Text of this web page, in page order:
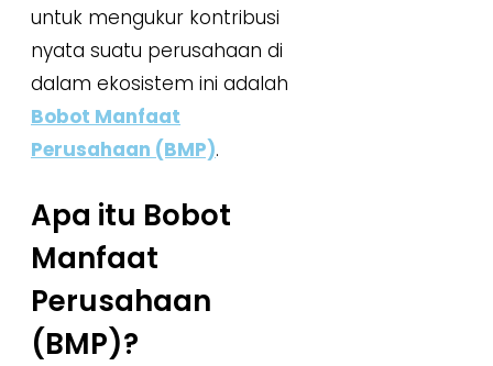
untuk mengukur kontribusi
nyata suatu perusahaan di
dalam ekosistem ini adalah
Bobot Manfaat
Perusahaan (BMP).
Apa itu Bobot
Manfaat
Perusahaan
(BMP)?